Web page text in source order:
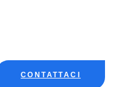
CONTATTACI